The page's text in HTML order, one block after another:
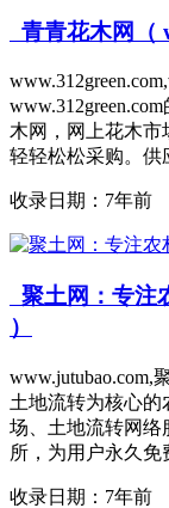
青青花木网（
木网，网上花木市
轻轻松松采购。供
收录日期： 7年前
聚土网：专注
）
www.jutubao.com,
土地流转为核心
场、土地流转网络
所，为用户永久免
收录日期： 7年前